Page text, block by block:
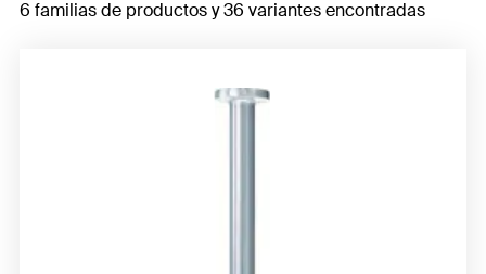
6 familias de productos y 36 variantes encontradas